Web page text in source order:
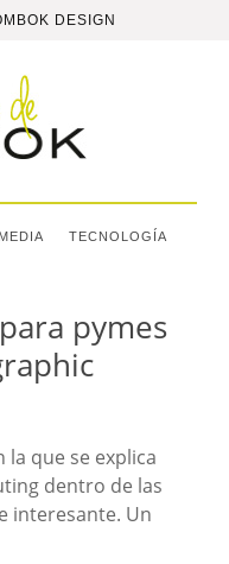
DESIGN
TECNOLOGÍA
pymes
la que se explica
dentro de las
interesante. Un